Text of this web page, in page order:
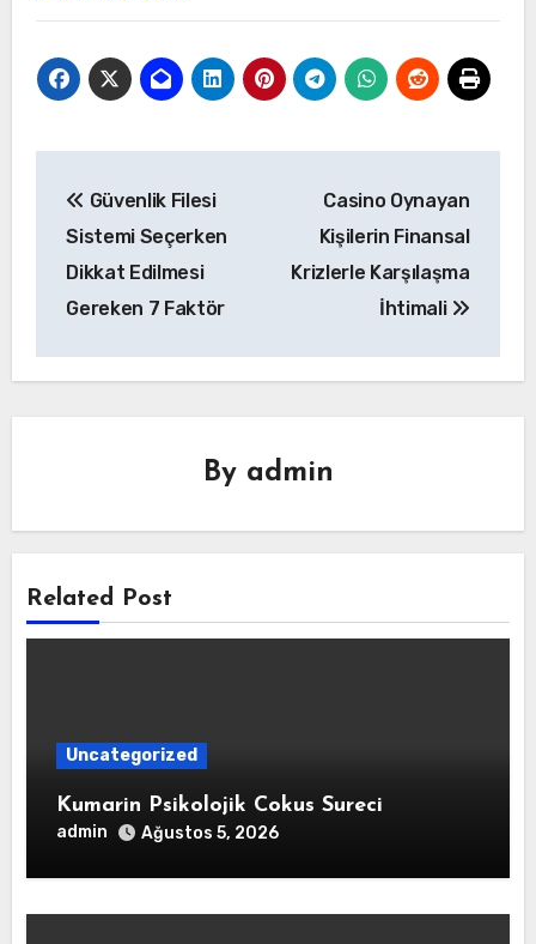
gezinmesi
Güvenlik Filesi
Sistemi Seçerken
Dikkat Edilmesi
Gereken 7 Faktör
Casino Oynayan
Kişilerin Finansal
Krizlerle Karşılaşma
İhtimali
By admin
Related Post
Uncategorized
Kumarin Psikolojik Cokus Sureci
admin Ağustos 5, 2026